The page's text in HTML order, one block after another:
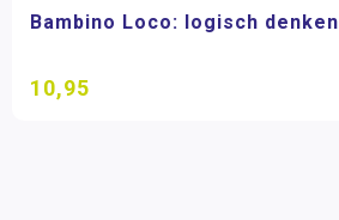
Bambino Loco: logisch denken
10,95